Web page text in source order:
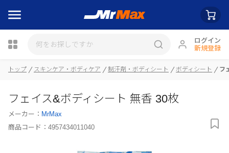
ログイン
新規登録
トップ スキンケア・ボディケア 制汗剤・ボディシート ボディシート フ
フェイス&ボディシート 無香 30枚
メーカー： MrMax
商品コード： 4957434011040